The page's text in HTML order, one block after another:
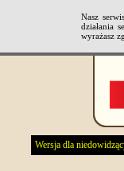
Nasz
działania
wyrażasz
Wersja dla